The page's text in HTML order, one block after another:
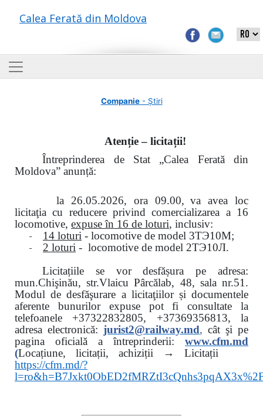
Calea Ferată din Moldova
Companie- Știri
Atenție – licitații!
Întreprinderea de Stat „Calea Ferată din
Moldova” anunță:
la 26.05.2026, ora 09.00, va avea loc
licitaţia cu reducere privind comercializarea a 16
locomotive, expuse în 16 de loturi, inclusiv:
- 14 loturi - locomotive de model 3ТЭ10М;
- 2 loturi - locomotive de model 2ТЭ10Л.
Licitațiile se vor desfășura pe adresa:
mun.Chişinău, str.Vlaicu Pârcălab, 48, sala nr.51.
Modul de desfăşurare a licitaţiilor și documentele
aferente bunurilor expuse pot fi consultate la
telefoanele +37322832805, +37369356813, la
adresa electronică: jurist2@railway.md, cât şi pe
pagina oficială a întreprinderii:
www.cfm.md
(Locațiune, licitații, achiziții → Licitații
https://cfm.md/?